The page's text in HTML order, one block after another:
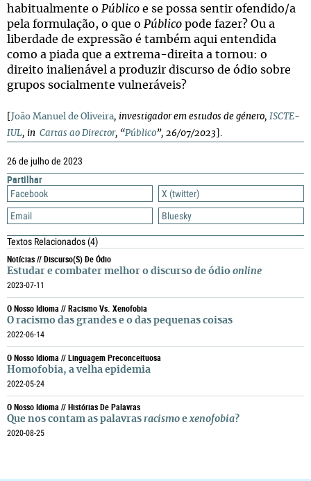
26 de julho de 2023
Partilhar
Facebook
X (twitter)
Email
Bluesky
Textos Relacionados(4)
Notícias // Discurso(s) De Ódio
Estudar e combater melhor o discurso de ódio online
2023-07-11
O Nosso Idioma // Racismo Vs. Xenofobia
O racismo das grandes e o das pequenas coisas
2022-06-14
O Nosso Idioma // Linguagem Preconceituosa
Homofobia, a velha epidemia
2022-05-24
O Nosso Idioma // Histórias De Palavras
Que nos contam as palavras racismo exenofobia?
2020-08-25
habitualmente o Público e se possa sentir ofendido/a
pela formulação, o que o Público pode fazer? Ou a
liberdade de expressão é também aqui entendida
como a piada que a extrema-direita a tornou: o
direito inalienável a produzir discurso de ódio sobre
grupos socialmente vulneráveis?
João Manuel de Oliveira, investigador em estudos de género, ISCTE-
IUL, in Cartas ao Director, “Público”, 26/07/2023 ].